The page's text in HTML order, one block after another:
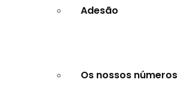
Adesão
Os nossos números